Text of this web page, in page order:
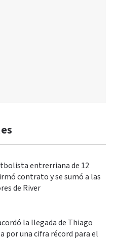
entrerriana de 12
contrato y se sumó a las
de River
la llegada de Thiago
por una cifra récord para el